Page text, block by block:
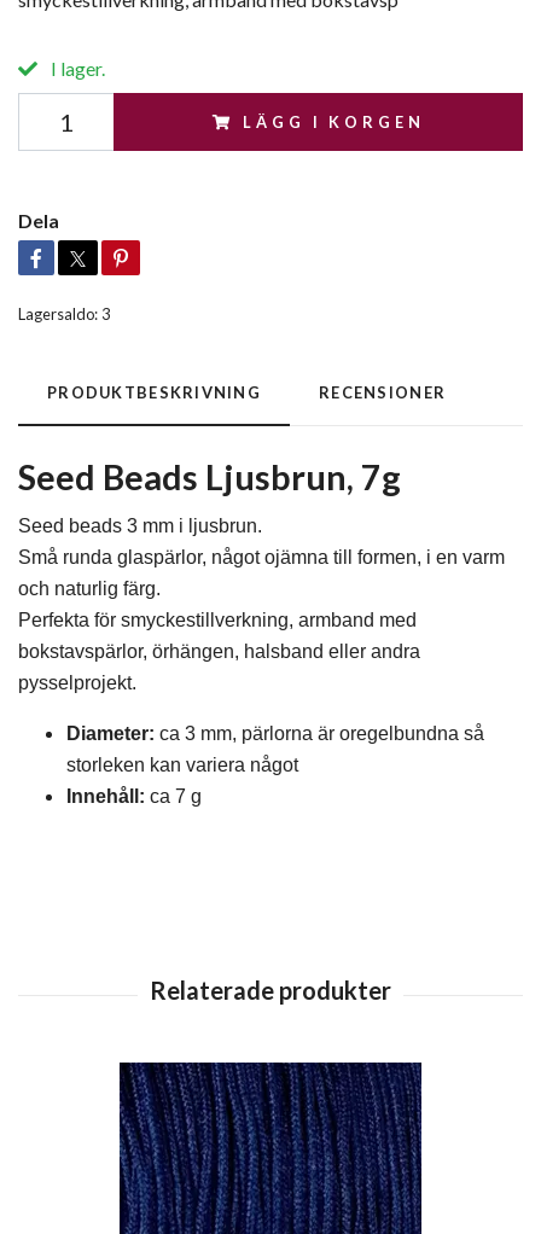
I lager.
LÄGG I KORGEN
Dela
Lagersaldo: 3
PRODUKTBESKRIVNING RECENSIONER
Seed Beads Ljusbrun, 7g
Seed beads 3 mm i ljusbrun.
Små runda glaspärlor, något ojämna till formen, i en varm
och naturlig färg.
Perfekta för smyckestillverkning, armband med
bokstavspärlor, örhängen, halsband eller andra
pysselprojekt.
Diameter: ca 3 mm, pärlorna är oregelbundna så
storleken kan variera något
Innehåll: ca 7 g